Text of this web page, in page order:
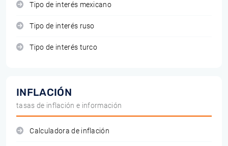
Tipo de interés mexicano
Tipo de interés ruso
Tipo de interés turco
INFLACIÓN
tasas de inflación e información
Calculadora de inflación